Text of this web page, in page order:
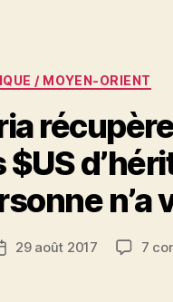
Catégories
/ MOYEN-ORIENT
n’a
29 août 2017 7